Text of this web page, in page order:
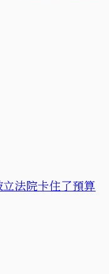
法院卡住了預算